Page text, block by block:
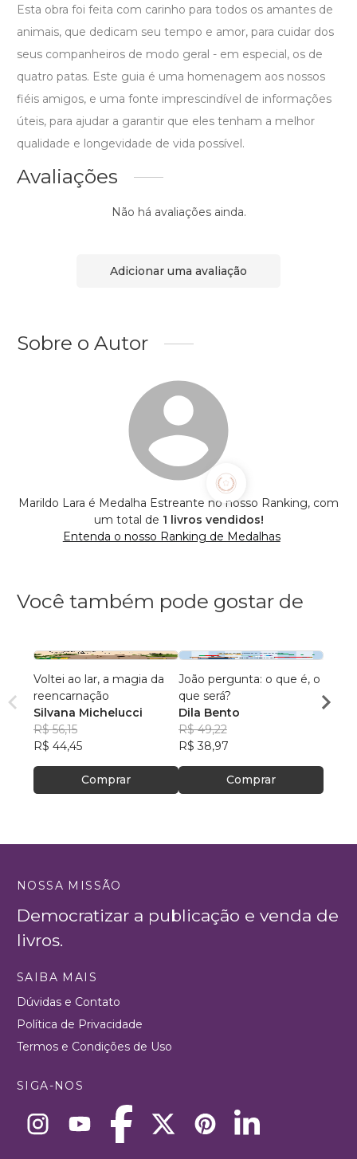
Esta obra foi feita com carinho para todos os amantes de
animais, que dedicam seu tempo e amor, para cuidar dos
seus companheiros de modo geral - em especial, os de
quatro patas. Este guia é uma homenagem aos nossos
fiéis amigos, e uma fonte imprescindível de informações
úteis, para ajudar a garantir que eles tenham a melhor
qualidade e longevidade de vida possível.
Avaliações
Não há avaliações ainda.
Adicionar uma avaliação
Sobre o Autor
Marildo Lara é Medalha Estreante no nosso Ranking, com
um total de 1 livros vendidos!
Entenda o nosso Ranking de Medalhas
Você também pode gostar de
Voltei ao lar, a magia da
reencarnação
Silvana Michelucci
R$ 56,15
R$ 44,45
Comprar
João pergunta: o que é, o
que será?
Dila Bento
R$ 49,22
R$ 38,97
Comprar
-
Entre
NOSSA MISSÃO
Democratizar a publicação e venda de
livros.
SAIBA MAIS
Dúvidas e Contato
Política de Privacidade
Termos e Condições de Uso
SIGA-NOS